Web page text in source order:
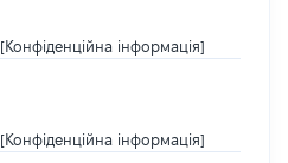
[Конфіденційна інформація]
[Конфіденційна інформація]